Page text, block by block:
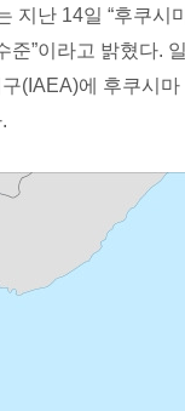
지난 14일 “후쿠시
준”이라고 밝혔다.
(IAEA)에 후쿠시